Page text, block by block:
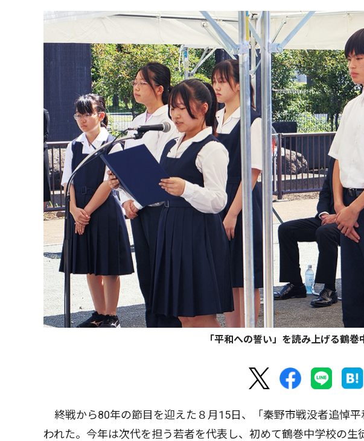
「平和への誓い」を読み上げる鶴巻
終戦から80年の節目を迎えた８月15日、「秦野市戦没者追悼
われた。今年は次代を担う若者を代表し、初めて鶴巻中学校の